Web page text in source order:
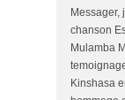
Messager,
chanson
Mulamba
Kinshasa